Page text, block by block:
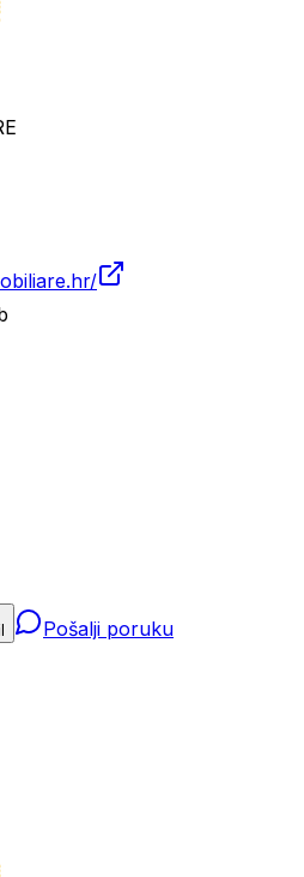
Pošalji poruku